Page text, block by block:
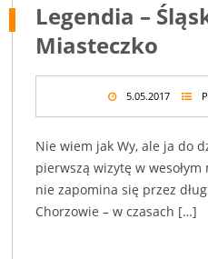
Legendia –
Miasteczko
5.05.2017
Nie wiem jak Wy, ale ja do
pierwszą wizytę w
nie zapomina się przez
Chorzowie – w czasach […]